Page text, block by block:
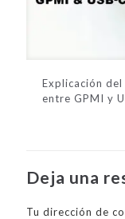
Explicación del
entre GPMI y
Deja una
Tu dirección de